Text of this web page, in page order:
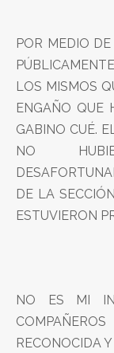
POR MEDIO
LOS MISMOS
ENGAÑO QUE
GABINO CUÉ.
NO
DE LA
ESTUVIERON
NO ES MI
RECONOCIDA